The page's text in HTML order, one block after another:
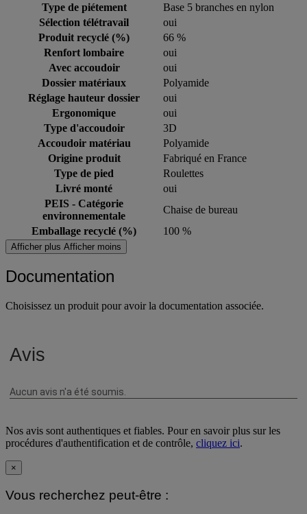
Type de piétement
Base 5 branches en nylon
Sélection télétravail
oui
Produit recyclé (%)
66 %
Renfort lombaire
oui
Avec accoudoir
oui
Dossier matériaux
Polyamide
Réglage hauteur dossier
oui
Ergonomique
oui
Type d'accoudoir
3D
Accoudoir matériau
Polyamide
Origine produit
Fabriqué en France
Type de pied
Roulettes
Livré monté
oui
PEIS - Catégorie
environnementale
Chaise de bureau
Emballage recyclé (%)
100 %
Afficher plus Afficher moins
Documentation
Choisissez un produit pour avoir la documentation associée.
Nos avis sont authentiques et fiables. Pour en savoir plus sur les
procédures d'authentification et de contrôle, cliquez ici.
×
Vous recherchez peut-être :